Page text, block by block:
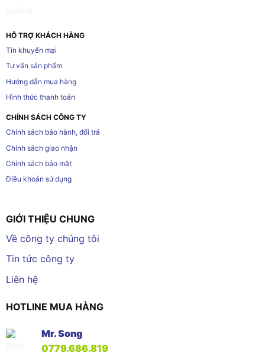
HỖ TRỢ KHÁCH HÀNG
Tin khuyến mại
Tư vấn sản phẩm
Hướng dẫn mua hàng
Hình thức thanh toán
CHÍNH SÁCH CÔNG TY
Chính sách bảo hành, đổi trả
Chính sách giao nhận
Chính sách bảo mật
Điều khoản sử dụng
GIỚI THIỆU CHUNG
Về công ty chúng tôi
Tin tức công ty
Liên hệ
HOTLINE MUA HÀNG
Mr. Song
0779.686.819